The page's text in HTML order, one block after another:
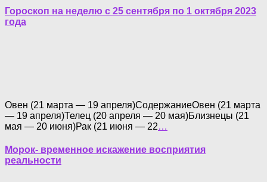
Гороскоп на неделю с 25 сентября по 1 октября 2023
года
Овен (21 марта — 19 апреля)СодержаниеОвен (21 марта
— 19 апреля)Телец (20 апреля — 20 мая)Близнецы (21
мая — 20 июня)Рак (21 июня — 22…
Морок- временное искажение восприятия
реальности